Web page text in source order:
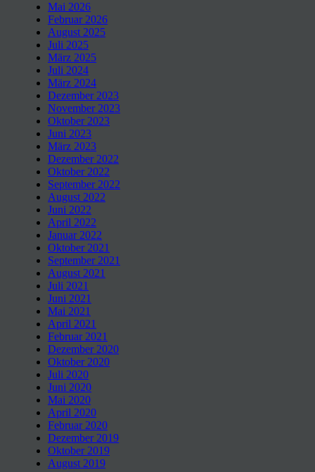
Mai 2026
Februar 2026
August 2025
Juli 2025
März 2025
Juli 2024
März 2024
Dezember 2023
November 2023
Oktober 2023
Juni 2023
März 2023
Dezember 2022
Oktober 2022
September 2022
August 2022
Juni 2022
April 2022
Januar 2022
Oktober 2021
September 2021
August 2021
Juli 2021
Juni 2021
Mai 2021
April 2021
Februar 2021
Dezember 2020
Oktober 2020
Juli 2020
Juni 2020
Mai 2020
April 2020
Februar 2020
Dezember 2019
Oktober 2019
August 2019